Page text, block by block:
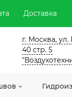
Доставка
г. Москва,
40 стр. 5